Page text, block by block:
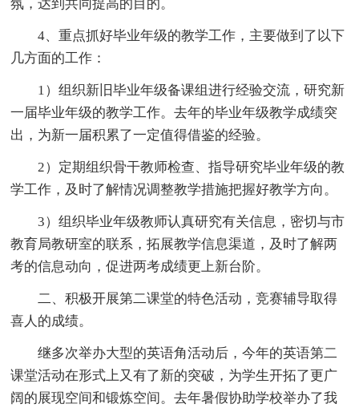
氛，达到共同提高的目的。
4、重点抓好毕业年级的教学工作，主要做到了以下
几方面的工作：
1）组织新旧毕业年级备课组进行经验交流，研究新
一届毕业年级的教学工作。去年的毕业年级教学成绩突
出，为新一届积累了一定值得借鉴的经验。
2）定期组织骨干教师检查、指导研究毕业年级的教
学工作，及时了解情况调整教学措施把握好教学方向。
3）组织毕业年级教师认真研究有关信息，密切与市
教育局教研室的联系，拓展教学信息渠道，及时了解两
考的信息动向，促进两考成绩更上新台阶。
二、积极开展第二课堂的特色活动，竞赛辅导取得
喜人的成绩。
继多次举办大型的英语角活动后，今年的英语第二
课堂活动在形式上又有了新的突破，为学生开拓了更广
阔的展现空间和锻炼空间。去年暑假协助学校举办了我